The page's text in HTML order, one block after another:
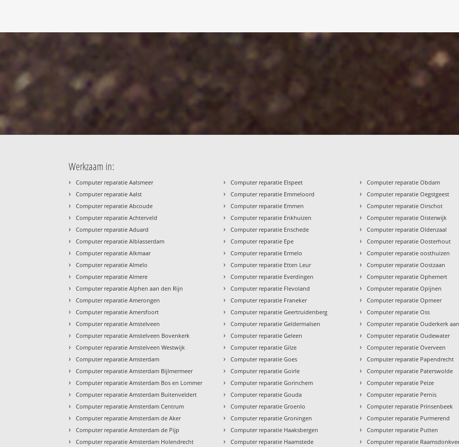
Werkzaam in:
› Computer reparatie Aalsmeer
› Computer reparatie Aalst
› Computer reparatie Abcoude
› Computer reparatie Achterveld
› Computer reparatie Aduard
› Computer reparatie Alblasserdam
› Computer reparatie Alkmaar
› Computer reparatie Almelo
› Computer reparatie Almere
› Computer reparatie Alphen aan den Rijn
› Computer reparatie Amerongen
› Computer reparatie Amersfoort
› Computer reparatie Amstelveen
› Computer reparatie Amstelveen Bovenkerk
› Computer reparatie Amstelveen Westwijk
› Computer reparatie Amsterdam
› Computer reparatie Amsterdam Bijlmermeer
› Computer reparatie Amsterdam Bos en Lommer
› Computer reparatie Amsterdam Buitenveldert
› Computer reparatie Amsterdam Centrum
› Computer reparatie Amsterdam de Aker
› Computer reparatie Amsterdam de Pijp
› Computer reparatie Amsterdam Holendrecht
› Computer reparatie Elspeet
› Computer reparatie Emmeloord
› Computer reparatie Emmen
› Computer reparatie Enkhuizen
› Computer reparatie Enschede
› Computer reparatie Epe
› Computer reparatie Ermelo
› Computer reparatie Etten Leur
› Computer reparatie Everdingen
› Computer reparatie Flevoland
› Computer reparatie Franeker
› Computer reparatie Geertruidenberg
› Computer reparatie Geldermalsen
› Computer reparatie Geleen
› Computer reparatie Gilze
› Computer reparatie Goes
› Computer reparatie Goirle
› Computer reparatie Gorinchem
› Computer reparatie Gouda
› Computer reparatie Groenlo
› Computer reparatie Groningen
› Computer reparatie Haaksbergen
› Computer reparatie Haamstede
› Computer reparatie Obdam
› Computer reparatie Oegstgeest
› Computer reparatie Oirschot
› Computer reparatie Oisterwijk
› Computer reparatie Oldenzaal
› Computer reparatie Oosterhout
› Computer reparatie oosthuizen
› Computer reparatie Oostzaan
› Computer reparatie Ophemert
› Computer reparatie Opijnen
› Computer reparatie Opmeer
› Computer reparatie Oss
› Computer reparatie Ouderkerk
› Computer reparatie Oudewater
› Computer reparatie Overveen
› Computer reparatie Papendrecht
› Computer reparatie Paterswolde
› Computer reparatie Peize
› Computer reparatie Pernis
› Computer reparatie Prinsenbeek
› Computer reparatie Purmerend
› Computer reparatie Putten
› Computer reparatie